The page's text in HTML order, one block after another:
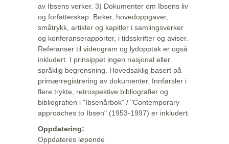
av Ibsens verker. 3) Dokumenter om Ibsens liv
og forfatterskap: Bøker, hovedoppgaver,
småtrykk, artikler og kapitler i samlingsverker
og konferanserapporter, i tidsskrifter og aviser.
Referanser til videogram og lydopptak er også
inkludert. I prinsippet ingen nasjonal eller
språklig begrensning. Hovedsaklig basert på
primærregistrering av dokumenter. Innførsler i
flere trykte, retrospektive bibliografier og
bibliografien i "Ibsenårbok" / "Contemporary
approaches to Ibsen" (1953-1997) er inkludert.
Oppdatering:
Oppdateres løpende